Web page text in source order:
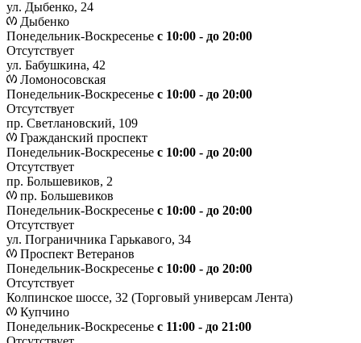
ул. Дыбенко, 24
Дыбенко
Понедельник-Воскресенье с 10:00 - до 20:00
Отсутствует
ул. Бабушкина, 42
Ломоносовская
Понедельник-Воскресенье с 10:00 - до 20:00
Отсутствует
пр. Светлановский, 109
Гражданский проспект
Понедельник-Воскресенье с 10:00 - до 20:00
Отсутствует
пр. Большевиков, 2
пр. Большевиков
Понедельник-Воскресенье с 10:00 - до 20:00
Отсутствует
ул. Пограничника Гарькавого, 34
Проспект Ветеранов
Понедельник-Воскресенье с 10:00 - до 20:00
Отсутствует
Колпинское шоссе, 32 (Торговый универсам Лента)
Купчино
Понедельник-Воскресенье с 11:00 - до 21:00